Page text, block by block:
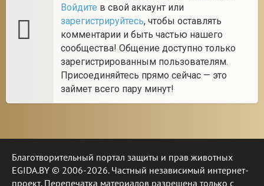
Войдите в свой аккаунт или
зарегистрируйтесь, чтобы оставлять
комментарии и быть частью нашего
сообщества! Общение доступно только
зарегистрированным пользователям.
Присоединяйтесь прямо сейчас — это
займет всего пару минут!
Благотворительный портал защиты и прав животных
EGIDA.BY © 2006-2026. Частный независимый интернет-
проект. Перепечатка материалов разрешена только с